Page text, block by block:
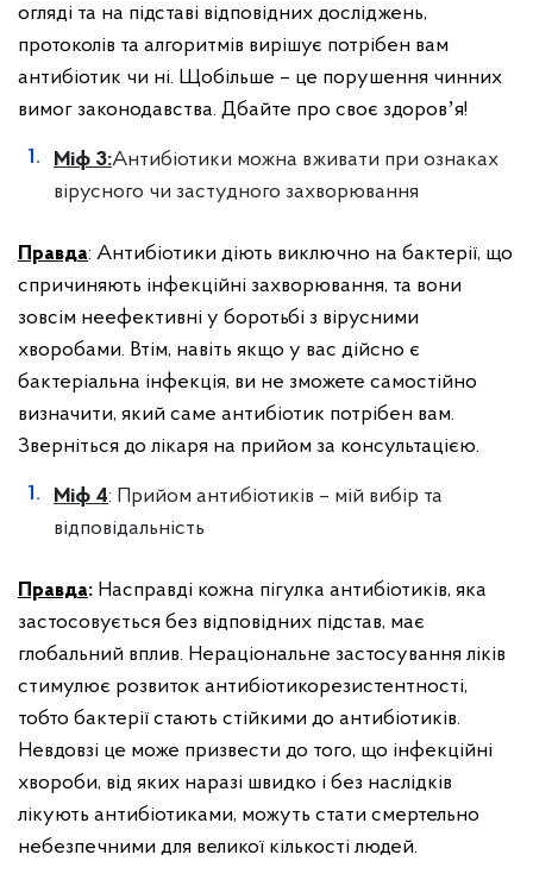
огляді та на підставі відповідних досліджень,
протоколів та алгоритмів вирішує потрібен вам
антибіотик чи ні. Щобільше – це порушення чинних
вимог законодавства. Дбайте про своє здоровʼя!
Міф 3:Антибіотики можна вживати при ознаках
вірусного чи застудного захворювання
Правда: Антибіотики діють виключно на бактерії, що
спричиняють інфекційні захворювання, та вони
зовсім неефективні у боротьбі з вірусними
хворобами. Втім, навіть якщо у вас дійсно є
бактеріальна інфекція, ви не зможете самостійно
визначити, який саме антибіотик потрібен вам.
Зверніться до лікаря на прийом за консультацією.
Міф 4: Прийом антибіотиків – мій вибір та
відповідальність
Правда: Насправді кожна пігулка антибіотиків, яка
застосовується без відповідних підстав, має
глобальний вплив. Нераціональне застосування ліків
стимулює розвиток антибіотикорезистентності,
тобто бактерії стають стійкими до антибіотиків.
Невдовзі це може призвести до того, що інфекційні
хвороби, від яких наразі швидко і без наслідків
лікують антибіотиками, можуть стати смертельно
небезпечними для великої кількості людей.